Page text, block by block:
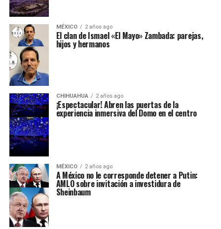
MÉXICO 2 años ago
El clan de Ismael «El Mayo» Zambada: parejas,
hijos y hermanos
CHIHUAHUA 2 años ago
¡Espectacular! Abren las puertas de la
experiencia inmersiva del Domo en el centro
MÉXICO 2 años ago
A México no le corresponde detener a Putin:
AMLO sobre invitación a investidura de
Sheinbaum